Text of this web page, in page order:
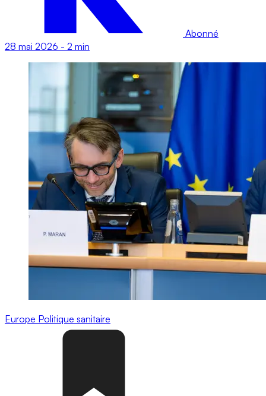
Abonné
28 mai 2026 - 2 min
Europe Politique sanitaire